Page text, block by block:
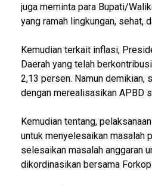
juga meminta para Bupati/
yang ramah lingkungan, sehat,
Kemudian terkait inflasi,
Daerah yang telah
2,13 persen. Namun demikian,
dengan merealisasikan APBD
Kemudian tentang,
untuk menyelesaikan masalah
selesaikan masalah anggaran
dikordinasikan bersama